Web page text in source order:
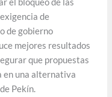
el bloqueo de las
de
de gobierno
mejores resultados
que propuestas
en una alternativa
Pekín.